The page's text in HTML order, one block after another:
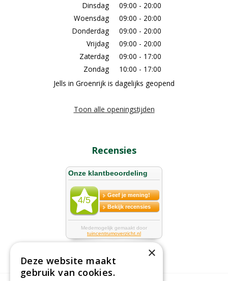
Dinsdag
09:00 - 20:00
Woensdag
09:00 - 20:00
Donderdag
09:00 - 20:00
Vrijdag
09:00 - 20:00
Zaterdag
09:00 - 17:00
Zondag
10:00 - 17:00
Jells in Groenrijk is dagelijks geopend
Toon alle openingstijden
Recensies
×
Deze website maakt
gebruik van cookies.